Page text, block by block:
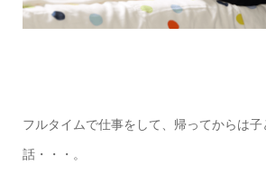
フルタイムで仕事をして、帰ってからは
話・・・。